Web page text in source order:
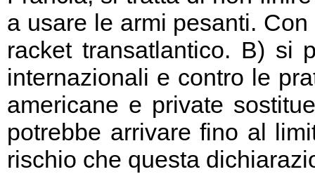
a usare le armi pesanti.
racket transatlantico. B) si
internazionali e contro le
americane e private
potrebbe arrivare fino al
rischio che questa